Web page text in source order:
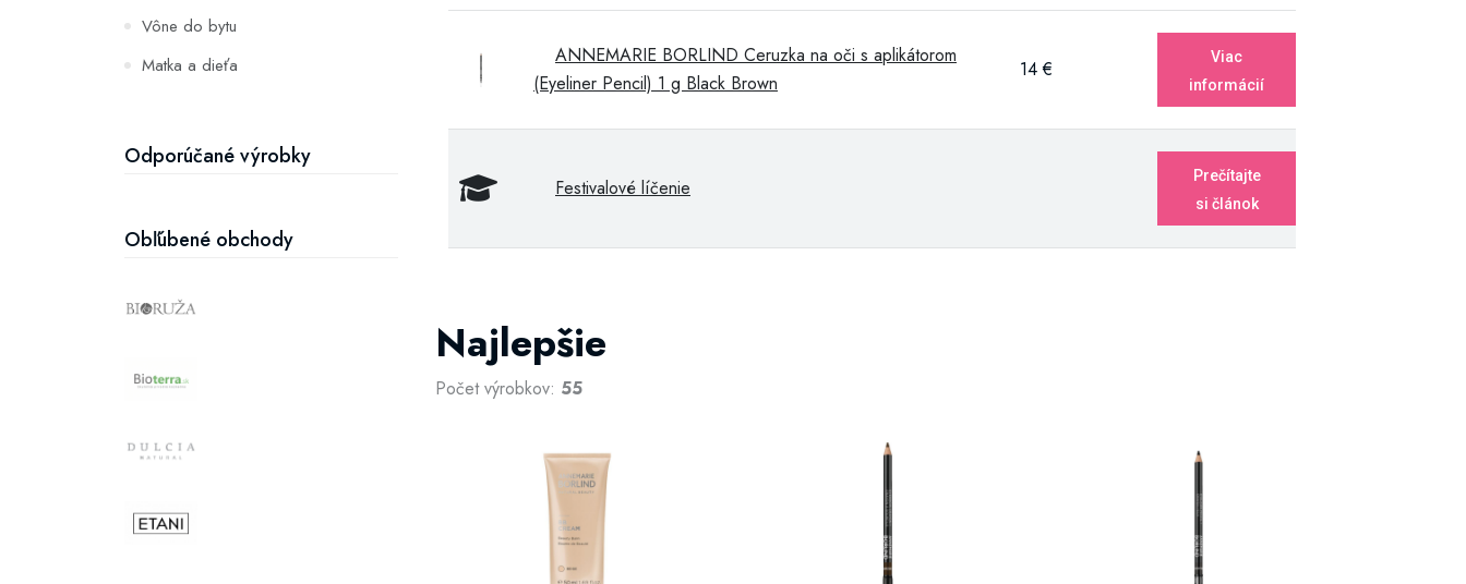
Vône do bytu
Matka a dieťa
Hydratácia a výživa pleti
Odporúčané výrobky
Obľúbené obchody
ANNEMARIE BORLIND Ceruzka na oči s aplikátorom
(Eyeliner Pencil) 1 g Black Brown
14 €
Viac
informácií
Festivalové líčenie
Prečítajte
si článok
Najlepšie
Počet výrobkov: 55